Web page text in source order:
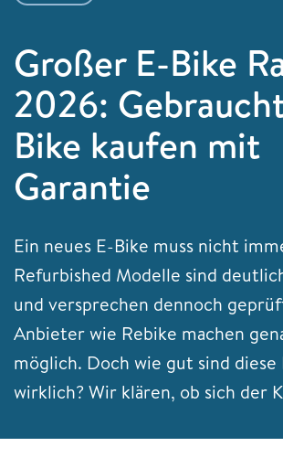
Großer E-Bike
2026:
Bike kaufen mit
Garantie
Ein neues E-Bike muss nicht
Refurbished Modelle sind
und versprechen dennoch
Anbieter wie Rebike machen
möglich. Doch wie gut sind diese
wirklich? Wir klären, ob sich der